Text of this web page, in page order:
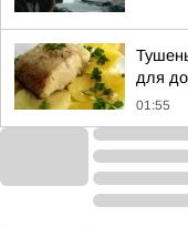
для
01:55